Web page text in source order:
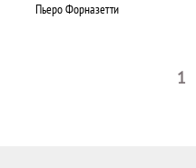
Пьеро Форназетти
1